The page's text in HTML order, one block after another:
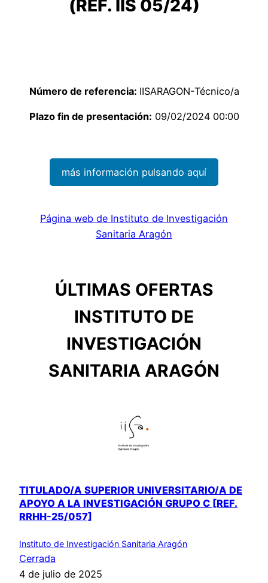
(REF. IIS 05/24)
Número de referencia: IISARAGON-Técnico/a
Plazo fin de presentación: 09/02/2024 00:00
más información pulsando aquí
Página web de Instituto de Investigación
Sanitaria Aragón
ÚLTIMAS OFERTAS
INSTITUTO DE
INVESTIGACIÓN
SANITARIA ARAGÓN
TITULADO/A SUPERIOR UNIVERSITARIO/A DE
APOYO A LA INVESTIGACIÓN GRUPO C [REF.
RRHH-25/057]
Instituto de Investigación Sanitaria Aragón
Cerrada
4 de julio de 2025